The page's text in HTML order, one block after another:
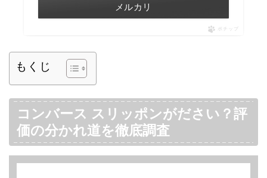
メルカリ
ポチップ
もくじ
コンバース スリッポンがださい？評
価の分かれ道を徹底調査